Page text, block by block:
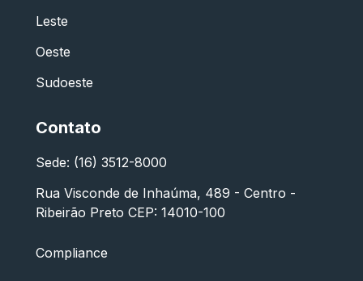
Leste
Oeste
Sudoeste
Contato
Sede: (16) 3512-8000
Rua Visconde de Inhaúma, 489 - Centro -
Ribeirão Preto CEP: 14010-100
Compliance